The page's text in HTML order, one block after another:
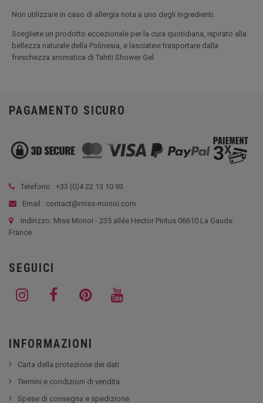
Non utilizzare in caso di allergia nota a uno degli ingredienti.
Scegliete un prodotto eccezionale per la cura quotidiana, ispirato alla
bellezza naturale della Polinesia, e lasciatevi trasportare dalla
freschezza aromatica di Tahiti Shower Gel.
PAGAMENTO SICURO
Telefono : +33 (0)4 22 13 10 93
Email : contact@miss-monoi.com
Indirizzo: Miss Monoi - 235 allée Hector Pintus 06610 La Gaude
France
SEGUICI
INFORMAZIONI
Carta della protezione dei dati
Termini e condizioni di vendita
Spese di consegna e spedizione